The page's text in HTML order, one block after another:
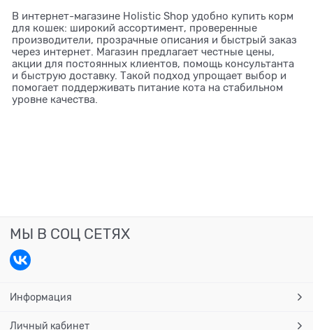
В интернет-магазине Holistic Shop удобно купить корм
для кошек: широкий ассортимент, проверенные
производители, прозрачные описания и быстрый заказ
через интернет. Магазин предлагает честные цены,
акции для постоянных клиентов, помощь консультанта
и быструю доставку. Такой подход упрощает выбор и
помогает поддерживать питание кота на стабильном
уровне качества.
МЫ В СОЦ СЕТЯХ
Информация
Личный кабинет